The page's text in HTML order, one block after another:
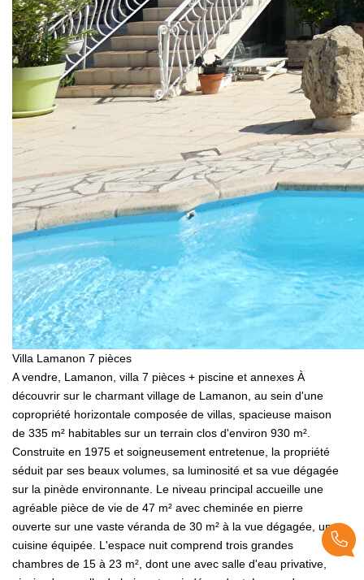
Villa Lamanon 7 pièces
A vendre, Lamanon, villa 7 pièces + piscine et annexes À
découvrir sur le charmant village de Lamanon, au sein d'une
copropriété horizontale composée de villas, spacieuse maison
de 335 m² habitables sur un terrain clos d'environ 930 m².
Construite en 1975 et soigneusement entretenue, la propriété
séduit par ses beaux volumes, sa luminosité et sa vue dégagée
sur la pinède environnante. Le niveau principal accueille une
agréable pièce de vie de 47 m² avec cheminée en pierre
ouverte sur une vaste véranda de 30 m² à la vue dégagée, une
cuisine équipée. L'espace nuit comprend trois grandes
chambres de 15 à 23 m², dont une avec salle d'eau privative,